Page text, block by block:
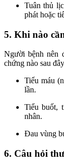
Tuân thủ
phát hoặc
5. Khi nào
Người bệnh nên
chứng nào sau
Tiểu máu
lần.
Tiểu buốt,
nhân.
Đau vùng
6. Câu hỏi